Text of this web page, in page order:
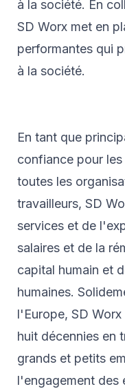
à la société. En
SD Worx met en
performantes qui
à la société.
En tant que
confiance pour
toutes les
travailleurs, SD
services et de
salaires et de la
capital humain et
humaines.
l'Europe, SD
huit décennies en
grands et petits
l'engagement des